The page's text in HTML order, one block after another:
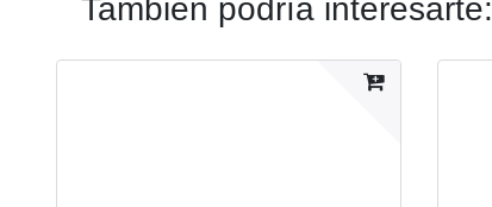
También podría interesarte: